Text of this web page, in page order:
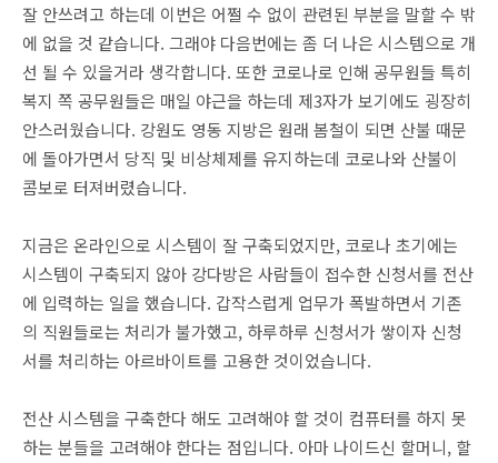
잘 안쓰려고 하는데 이번은 어쩔 수 없이 관련된 부분을 말할 수 밖
에 없을 것 같습니다. 그래야 다음번에는 좀 더 나은 시스템으로 개
선 될 수 있을거라 생각합니다. 또한 코로나로 인해 공무원들 특히
복지 쪽 공무원들은 매일 야근을 하는데 제3자가 보기에도 굉장히
안스러웠습니다. 강원도 영동 지방은 원래 봄철이 되면 산불 때문
에 돌아가면서 당직 및 비상체제를 유지하는데 코로나와 산불이
콤보로 터져버렸습니다.
지금은 온라인으로 시스템이 잘 구축되었지만, 코로나 초기에는
시스템이 구축되지 않아 강다방은 사람들이 접수한 신청서를 전산
에 입력하는 일을 했습니다. 갑작스럽게 업무가 폭발하면서 기존
의 직원들로는 처리가 불가했고, 하루하루 신청서가 쌓이자 신청
서를 처리하는 아르바이트를 고용한 것이었습니다.
전산 시스템을 구축한다 해도 고려해야 할 것이 컴퓨터를 하지 못
하는 분들을 고려해야 한다는 점입니다. 아마 나이드신 할머니, 할